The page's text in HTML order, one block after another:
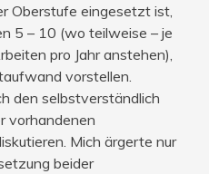
Oberstufe eingesetzt ist,
5 – 10 (wo teilweise – je
pro Jahr anstehen),
vorstellen.
den selbstverständlich
vorhandenen
Mich ärgerte nur
beider